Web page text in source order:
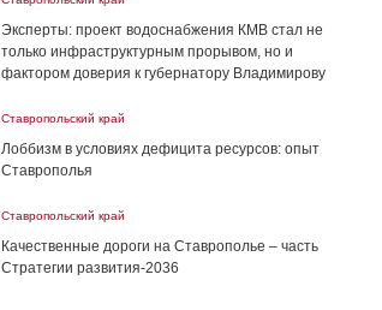
Эксперты: проект водоснабжения КМВ стал не
только инфраструктурным прорывом, но и
фактором доверия к губернатору Владимирову
Ставропольский край
Лоббизм в условиях дефицита ресурсов: опыт
Ставрополья
Ставропольский край
Качественные дороги на Ставрополье – часть
Стратегии развития-2036